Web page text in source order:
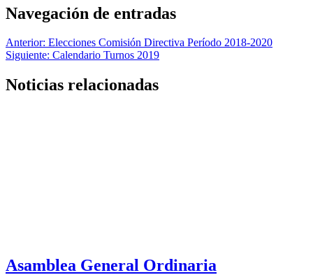
Navegación de entradas
Anterior: Elecciones Comisión Directiva Período 2018-2020
Siguiente: Calendario Turnos 2019
Noticias relacionadas
Asamblea General Ordinaria